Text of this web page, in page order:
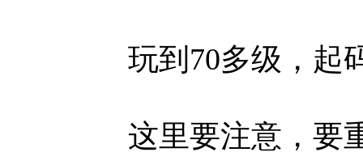
玩到70多级，起码
这里要注意，要重